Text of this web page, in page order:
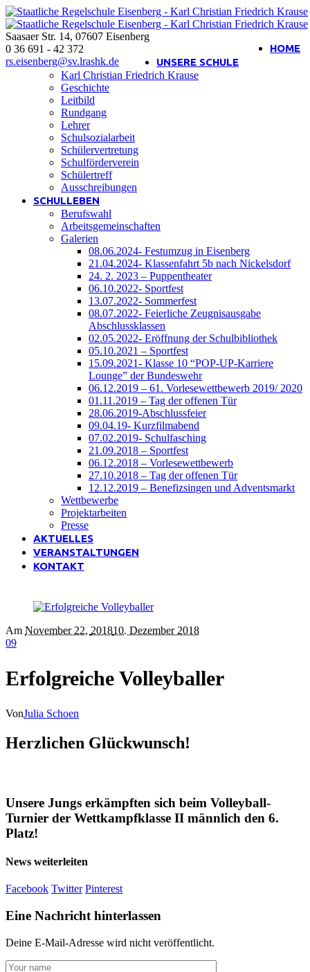
Saasaer Str. 14, 07607 Eisenberg
0 36 691 - 42 372
rs.eisenberg@sv.lrashk.de
HOME
UNSERE SCHULE
Karl Christian Friedrich Krause
Geschichte
Leitbild
Rundgang
Lehrer
Schulsozialarbeit
Schülervertretung
Schulförderverein
Schülertreff
Ausschreibungen
SCHULLEBEN
Berufswahl
Arbeitsgemeinschaften
Galerien
08.06.2024- Festumzug in Eisenberg
21.04.2024- Klassenfahrt 5b nach Nickelsdorf
24. 2. 2023 – Puppentheater
06.10.2022- Sportfest
13.07.2022- Sommerfest
08.07.2022- Feierliche Zeugnisausgabe
Abschlussklassen
02.05.2022- Eröffnung der Schulbibliothek
05.10.2021 – Sportfest
15.09.2021- Klasse 10 “POP-UP-Karriere
Lounge” der Bundeswehr
06.12.2019 – 61. Vorlesewettbewerb 2019/ 2020
01.11.2019 – Tag der offenen Tür
28.06.2019-Abschlussfeier
09.04.19- Kurzfilmabend
07.02.2019- Schulfasching
21.09.2018 – Sportfest
06.12.2018 – Vorlesewettbewerb
27.10.2018 – Tag der offenen Tür
12.12.2019 – Benefizsingen und Adventsmarkt
Wettbewerbe
Projektarbeiten
Presse
AKTUELLES
VERANSTALTUNGEN
KONTAKT
Am November 22, 201810. Dezember 2018
09
Erfolgreiche Volleyballer
VonJulia Schoen
Herzlichen Glückwunsch!
Unsere Jungs erkämpften sich beim Volleyball-
Turnier der Wettkampfklasse II männlich den 6.
Platz!
News weiterleiten
Facebook Twitter Pinterest
Eine Nachricht hinterlassen
Deine E-Mail-Adresse wird nicht veröffentlicht.